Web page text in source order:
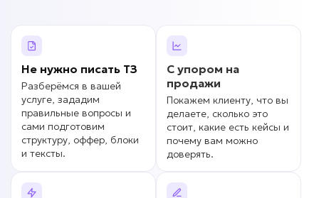
Не нужно писать ТЗ
Разберёмся в вашей
услуге, зададим
правильные вопросы и
сами подготовим
структуру, оффер, блоки
и тексты.
С упором на
продажи
Покажем клиенту, что вы
делаете, сколько это
стоит, какие есть кейсы и
почему вам можно
доверять.